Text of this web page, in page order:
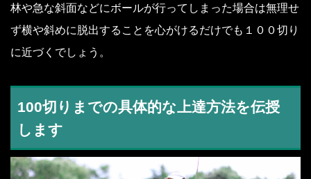
林や急な斜面などにボールが行ってしまった場合は無理せ
ず横や斜めに脱出することを心がけるだけでも１００切り
に近づくでしょう。
100切りまでの具体的な上達方法を伝授
します